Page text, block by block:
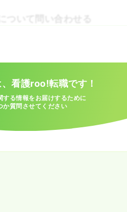
ついて問い合わせる
看護roo!転職です！
する情報をお届けするために
か質問させてください